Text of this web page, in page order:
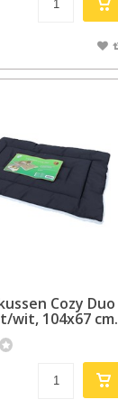
Cozy Duo
wit, 104x67 cm.